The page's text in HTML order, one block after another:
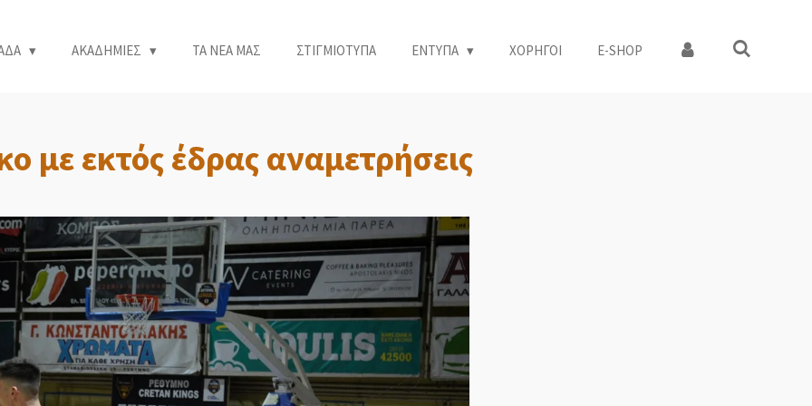
ΑΚΑΔΗΜΙΕΣ ΤΑ ΝΕΑ ΜΑΣ ΣΤΙΓΜΙΟΤΥΠΑ ΕΝΤΥΠΑ ΧΟΡΗΓΟΙ Ε-SHOP
με εκτός έδρας αναμετρήσεις